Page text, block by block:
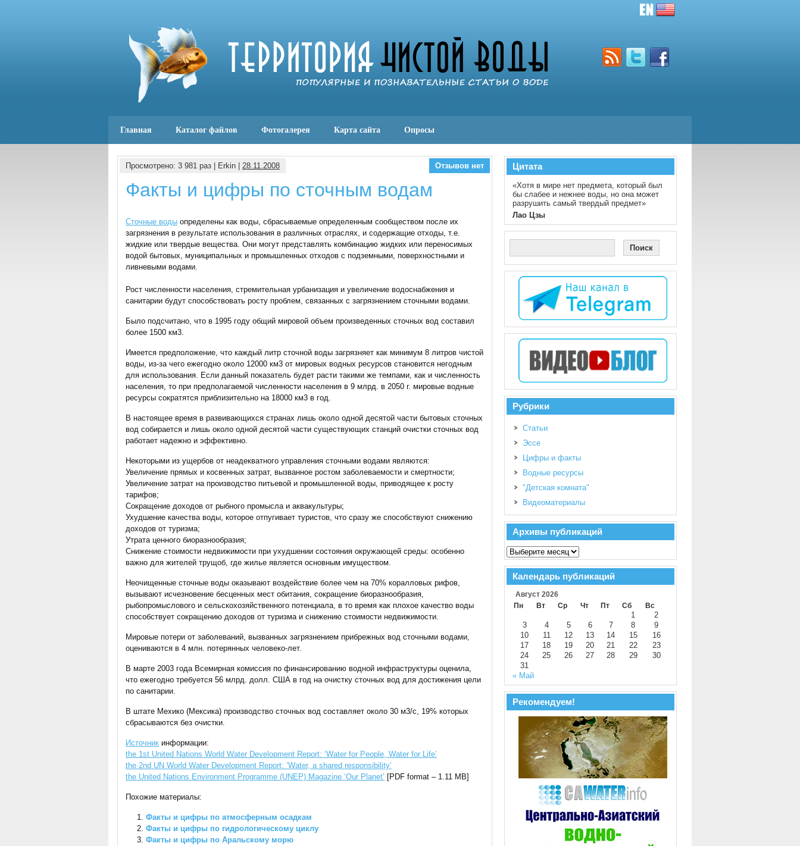
Главная Каталог файлов Фотогалерея Карта сайта Опросы
Просмотрено: 3 981 раз | Erkin | 28.11.2008 Отзывов нет
Факты и цифры по сточным водам
Сточные воды определены как воды, сбрасываемые определенным сообществом после их
загрязнения в результате использования в различных отраслях, и содержащие отходы, т.е.
жидкие или твердые вещества. Они могут представлять комбинацию жидких или переносимых
водой бытовых, муниципальных и промышленных отходов с подземными, поверхностными и
ливневыми водами.
Рост численности населения, стремительная урбанизация и увеличение водоснабжения и
санитарии будут способствовать росту проблем, связанных с загрязнением сточными водами.
Было подсчитано, что в 1995 году общий мировой объем произведенных сточных вод составил
более 1500 км3.
Имеется предположение, что каждый литр сточной воды загрязняет как минимум 8 литров чистой
воды, из-за чего ежегодно около 12000 км3 от мировых водных ресурсов становится негодным
для использования. Если данный показатель будет расти такими же темпами, как и численность
населения, то при предполагаемой численности населения в 9 млрд. в 2050 г. мировые водные
ресурсы сократятся приблизительно на 18000 км3 в год.
В настоящее время в развивающихся странах лишь около одной десятой части бытовых сточных
вод собирается и лишь около одной десятой части существующих станций очистки сточных вод
работает надежно и эффективно.
Некоторыми из ущербов от неадекватного управления сточными водами являются:
Увеличение прямых и косвенных затрат, вызванное ростом заболеваемости и смертности;
Увеличение затрат на производство питьевой и промышленной воды, приводящее к росту
тарифов;
Сокращение доходов от рыбного промысла и аквакультуры;
Ухудшение качества воды, которое отпугивает туристов, что сразу же способствуют снижению
доходов от туризма;
Утрата ценного биоразнообразия;
Снижение стоимости недвижимости при ухудшении состояния окружающей среды: особенно
важно для жителей трущоб, где жилье является основным имуществом.
Неочищенные сточные воды оказывают воздействие более чем на 70% коралловых рифов,
вызывают исчезновение бесценных мест обитания, сокращение биоразнообразия,
рыбопромыслового и сельскохозяйственного потенциала, в то время как плохое качество воды
способствует сокращению доходов от туризма и снижению стоимости недвижимости.
Мировые потери от заболеваний, вызванных загрязнением прибрежных вод сточными водами,
оцениваются в 4 млн. потерянных человеко-лет.
В марте 2003 года Всемирная комиссия по финансированию водной инфраструктуры оценила,
что ежегодно требуется 56 млрд. долл. США в год на очистку сточных вод для достижения цели
по санитарии.
В штате Мехико (Мексика) производство сточных вод составляет около 30 м3/с, 19% которых
сбрасываются без очистки.
Источник информации:
the 1st United Nations World Water Development Report: ‘Water for People, Water for Life’
the 2nd UN World Water Development Report: ‘Water, a shared responsibility’
the United Nations Environment Programme (UNEP) Magazine ‘Our Planet’ [PDF format – 1.11 MB]
Похожие материалы:
Факты и цифры по атмосферным осадкам
Факты и цифры по гидрологическому циклу
Факты и цифры по Аральскому морю
Цитата
«Хотя в мире нет предмета, который был
бы слабее и нежнее воды, но она может
разрушить самый твердый предмет»
Лао Цзы
Рубрики
Статьи
Эссе
Цифры и факты
Водные ресурсы
"Детская комната"
Видеоматериалы
Архивы публикаций
Календарь публикаций
Август 2026
Пн
Вт Ср Чт Пт Сб Вс
1
2
3
4 5 6 7 8
9
10
11 12 13 14 15
16
17
18 19 20 21 22
23
24
25 26 27 28 29
30
31
« Май
Рекомендуем!